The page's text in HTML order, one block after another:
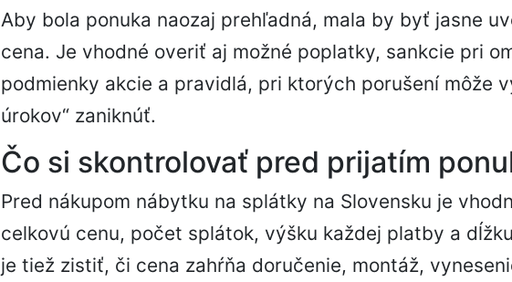
Aby bola ponuka naozaj prehľadná, mala by byť jasne
cena. Je vhodné overiť aj možné poplatky, sankcie pri
podmienky akcie a pravidlá, pri ktorých porušení môže
úrokov“ zaniknúť.
Čo si skontrolovať pred prijatím
Pred nákupom nábytku na splátky na Slovensku je
celkovú cenu, počet splátok, výšku každej platby a
je tiež zistiť, či cena zahŕňa doručenie, montáž,